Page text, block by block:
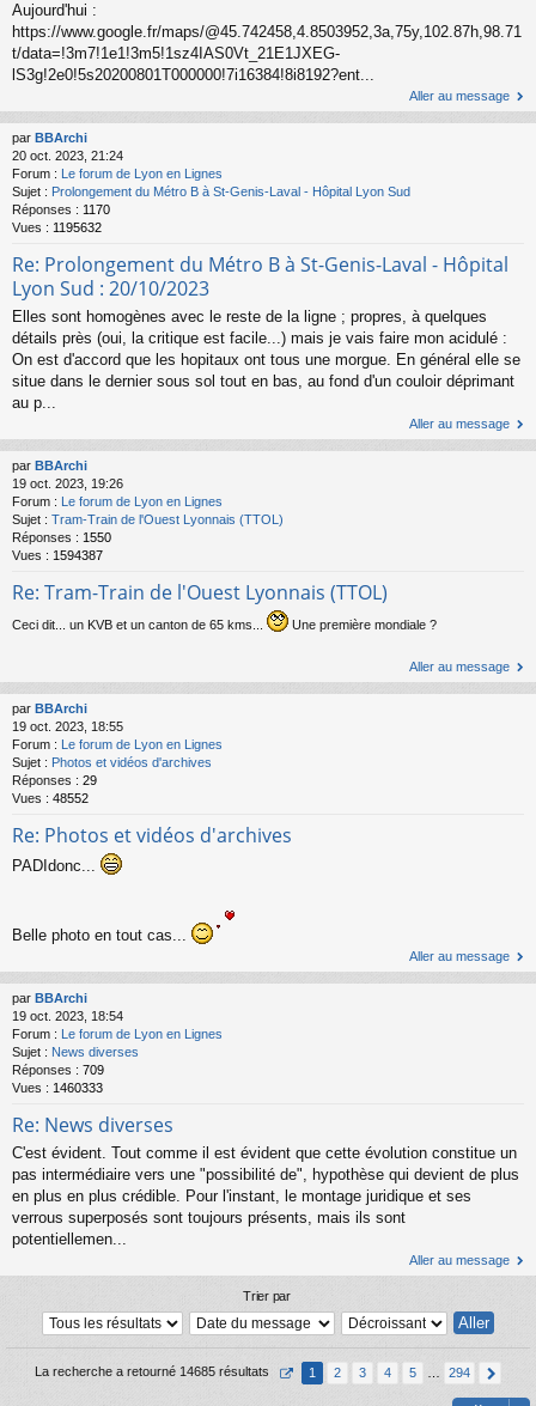
Aujourd'hui :
https://www.google.fr/maps/@45.742458,4.8503952,3a,75y,102.87h,98.71
t/data=!3m7!1e1!3m5!1sz4IAS0Vt_21E1JXEG-
lS3g!2e0!5s20200801T000000!7i16384!8i8192?ent...
Aller au message
par BBArchi
20 oct. 2023, 21:24
Forum :
Le forum de Lyon en Lignes
Sujet : Prolongement du Métro B à St-Genis-Laval - Hôpital Lyon Sud
Réponses : 1170
Vues : 1195632
Re: Prolongement du Métro B à St-Genis-Laval - Hôpital
Lyon Sud : 20/10/2023
Elles sont homogènes avec le reste de la ligne ; propres, à quelques
détails près (oui, la critique est facile...) mais je vais faire mon acidulé :
On est d'accord que les hopitaux ont tous une morgue. En général elle se
situe dans le dernier sous sol tout en bas, au fond d'un couloir déprimant
au p...
Aller au message
par BBArchi
19 oct. 2023, 19:26
Forum : Le forum de Lyon en Lignes
Sujet : Tram-Train de l'Ouest Lyonnais (TTOL)
Réponses : 1550
Vues : 1594387
Re: Tram-Train de l'Ouest Lyonnais (TTOL)
Ceci dit... un KVB et un canton de 65 kms... Une première mondiale ?
Aller au message
par BBArchi
19 oct. 2023, 18:55
Forum : Le forum de Lyon en Lignes
Sujet : Photos et vidéos d'archives
Réponses : 29
Vues : 48552
Re: Photos et vidéos d'archives
PADIdonc...
Belle photo en tout cas...
Aller au message
par BBArchi
19 oct. 2023, 18:54
Forum : Le forum de Lyon en Lignes
Sujet : News diverses
Réponses : 709
Vues : 1460333
Re: News diverses
C'est évident. Tout comme il est évident que cette évolution constitue un
pas intermédiaire vers une "possibilité de", hypothèse qui devient de plus
en plus en plus crédible. Pour l'instant, le montage juridique et ses
verrous superposés sont toujours présents, mais ils sont
potentiellemen...
Aller au message
Trier par
La recherche a retourné 14685 résultats 1 2 3 4 5 294